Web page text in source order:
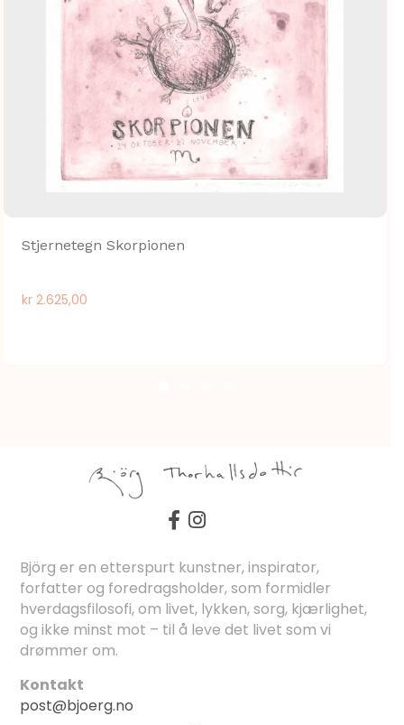
Stjernetegn Skorpionen
kr 2.625,00
Björg er en etterspurt kunstner, inspirator,
forfatter og foredragsholder, som formidler
hverdagsfilosofi, om livet, lykken, sorg, kjærlighet,
og ikke minst mot – til å leve det livet som vi
drømmer om.
Kontakt
post@bjoerg.no